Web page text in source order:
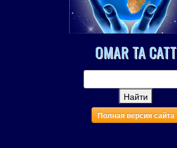
OMAR TA CATT
Полная версия сайта